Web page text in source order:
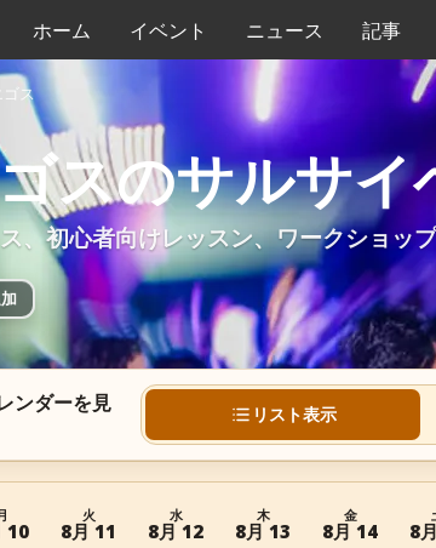
ホーム イベント ニュース 記事
ゴス
スのサルサイ
、初心者向けレッスン、ワークショッ
ンダーを見
リスト表示
10
火
8月 11
水
8月 12
木
8月 13
金
8月 14 8